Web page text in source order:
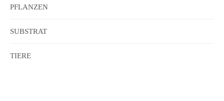
PFLANZEN
SUBSTRAT
TIERE